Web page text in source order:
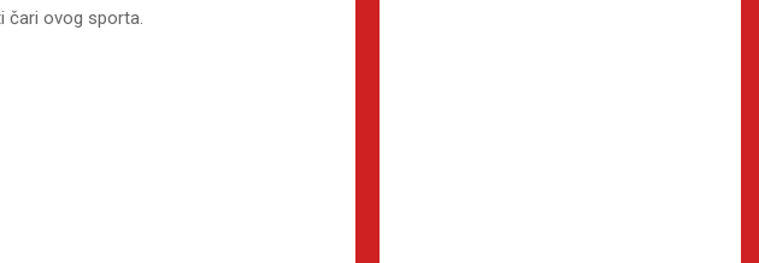
čari ovog sporta.